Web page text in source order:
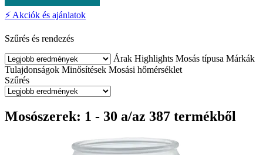
⚡ Akciók és ajánlatok
Szűrés és rendezés
Árak Highlights Mosás típusa Márkák
Tulajdonságok Minősítések Mosási hőmérséklet
Szűrés
Mosószerek: 1 - 30 a/az 387 termékből